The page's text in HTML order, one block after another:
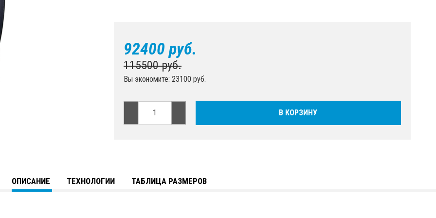
92400 руб.
115500 руб.
Вы экономите: 23100 руб.
В КОРЗИНУ
ОПИСАНИЕ ТЕХНОЛОГИИ ТАБЛИЦА РАЗМЕРОВ